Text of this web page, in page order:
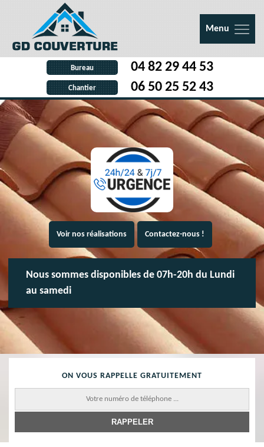
Menu
Bureau 04 82 29 44 53
Chantier 06 50 25 52 43
Voir nos réalisations Contactez-nous !
Nous sommes disponibles de 07h-20h du Lundi
au samedi
ON VOUS RAPPELLE GRATUITEMENT